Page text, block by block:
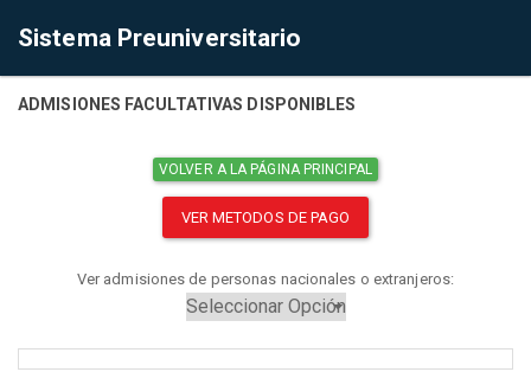
Sistema Preuniversitario
ADMISIONES FACULTATIVAS DISPONIBLES
VOLVER A LA PÁGINA PRINCIPAL
VER METODOS DE PAGO
Ver admisiones de personas nacionales o extranjeros: